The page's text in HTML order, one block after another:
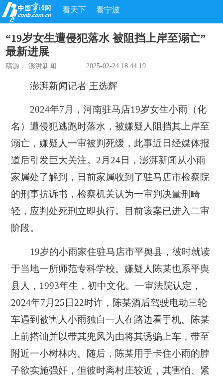
看天下 看宁波
“19岁女生遭侵犯落水 被阻挡上岸至溺亡”
最新进展
稿源：澎湃新闻 2025-02-24 18:44:19
澎湃新闻记者 王选辉
2024年7月，河南驻马店19岁女生小雨（化
名）遭侵犯逃跑时落水，被嫌疑人阻挡其上岸至
溺亡，嫌疑人一审被判死缓，此事近日经媒体报
道后引发巨大关注。2月24日，澎湃新闻从小雨
家属处了解到，日前家属收到了驻马店市检察院
的刑事抗诉书，检察机关认为一审判决量刑畸
轻，应判处死刑立即执行。目前该案已进入二审
阶段。
19岁的小雨家住驻马店市平舆县，彼时就读
于当地一所师范专科学校。嫌疑人陈某也系平舆
县人，1993年生，初中文化。一审法院认定，
2024年7月25日22时许，陈某酒后驾驶电动三轮
车遇到被害人小雨独自一人在路边看手机。陈某
上前搭讪并以带其兜风为由将其诱骗上车，带至
附近一小树林内。随后，陈某用手卡住小雨的脖
子欲实施强奸，但彼时离村庄较近，其害怕、紧